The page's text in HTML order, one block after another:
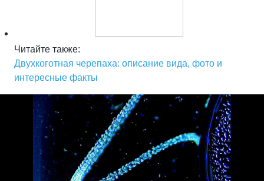
Читайте также:
Двухкоготная черепаха: описание вида, фото и
интересные факты